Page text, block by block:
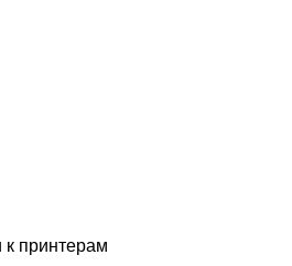
принтерам